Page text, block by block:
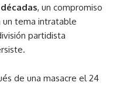
, un compromiso
tema intratable
partidista
de una masacre el 24